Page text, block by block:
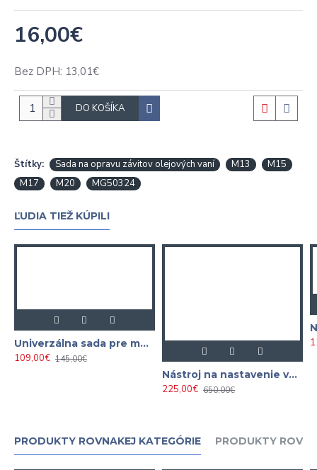
16,00€
Bez DPH: 13,01€
DO KOŠÍKA
Štítky: Sada na opravu závitov olejových vaní M13
M15
M17
M20 MG50324
ĽUDIA TIEŽ KÚPILI
Univerzálna sada pre montáž a demontáž ložísk a puzdier ( silentblokov ) 27 dielna - M80445
109,00€ 145,00€
Nástroj na nastavenie vačkových hriadeľov VAG / Porsche - VW / AUDI / Seat / Škoda / 1.2, 1.6, 2.0, 2.7, 3.0, 4.0, 4.2 TDI Common Rail DIESEL NEILSEN
225,00€ 650,00€
PRODUKTY ROVNAKEJ KATEGÓRIE PRODUKTY